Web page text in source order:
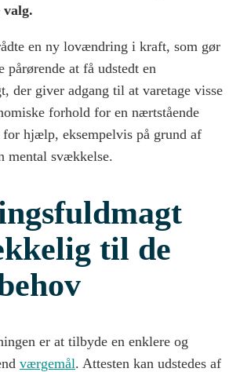
valg.
en ny lovændring i kraft, som gør
at få udstedt en
der giver adgang til at varetage visse
forhold for en nærtstående
for hjælp, eksempelvis på grund af
mental svækkelse.
til de
er at tilbyde en enklere og
værgemål. Attesten kan udstedes af